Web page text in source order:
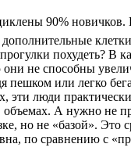
90%
похудеть? В
не способны
пешком или легко
эти люди
А нужно не
но не «базой». Это
по сравнению с